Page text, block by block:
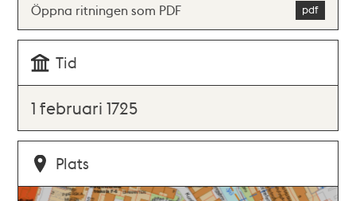
Öppna ritningen som PDF
Tid
1 februari 1725
Plats